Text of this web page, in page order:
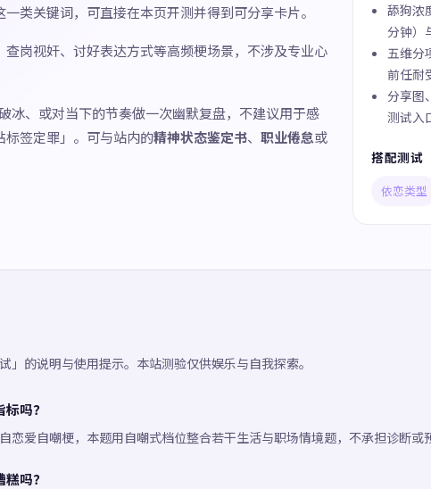
类关键词，可直接在本页开测并得到可分享卡片。
岗视奸、讨好表达方式等高频梗场景，不涉及专业心
冰、或对当下的节奏做一次幽默复盘，不建议用于感
签定罪」。可与站内的精神状态鉴定书、 职业倦怠或
舔狗浓
分钟）
五维分
前任耐
分享图
测试入
搭配测试
依恋类型
」的说明与使用提示。本站测验仅供娱乐与自我探索。
吗？
恋爱自嘲梗，本题用自嘲式档位整合若干生活与职场情境题，不承担诊断或
吗？